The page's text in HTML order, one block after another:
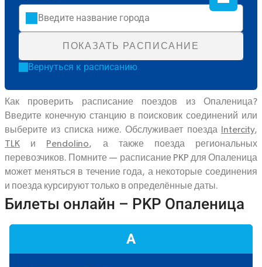
ПОКАЗАТЬ РАСПИСАНИЕ
Вернуться к расписанию
Как проверить расписание поездов из Опаленица?
Введите конечную станцию в поисковик соединений или
выберите из списка ниже. Обслуживает поезда
Intercity,
TLK и Pendolino, а также поезда региональных
перевозчиков. Помните — расписание PKP для Опаленица
может меняться в течение года, а некоторые соединения
и поезда курсируют только в определённые даты.
Билеты онлайн – PKP Опаленица
А